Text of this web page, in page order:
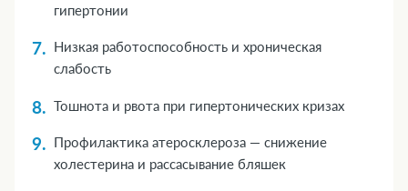
гипертонии
Низкая работоспособность и хроническая
слабость
Тошнота и рвота при гипертонических кризах
Профилактика атеросклероза — снижение
холестерина и рассасывание бляшек